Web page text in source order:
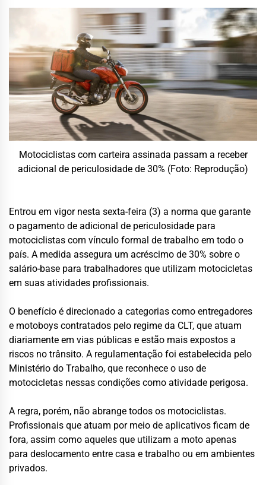
Motociclistas com carteira assinada passam a receber
adicional de periculosidade de 30% (Foto: Reprodução)
Entrou em vigor nesta sexta-feira (3) a norma que garante
o pagamento de adicional de periculosidade para
motociclistas com vínculo formal de trabalho em todo o
país. A medida assegura um acréscimo de 30% sobre o
salário-base para trabalhadores que utilizam motocicletas
em suas atividades profissionais.
O benefício é direcionado a categorias como entregadores
e motoboys contratados pelo regime da CLT, que atuam
diariamente em vias públicas e estão mais expostos a
riscos no trânsito. A regulamentação foi estabelecida pelo
Ministério do Trabalho, que reconhece o uso de
motocicletas nessas condições como atividade perigosa.
A regra, porém, não abrange todos os motociclistas.
Profissionais que atuam por meio de aplicativos ficam de
fora, assim como aqueles que utilizam a moto apenas
para deslocamento entre casa e trabalho ou em ambientes
privados.